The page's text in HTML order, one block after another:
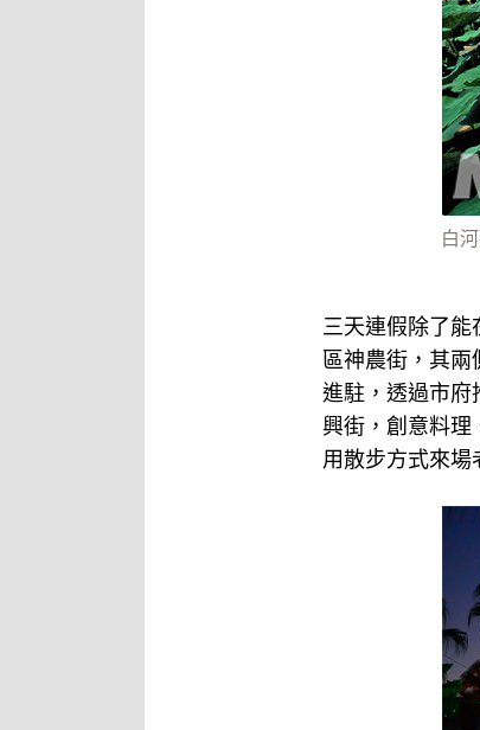
白
三天連假除了能
區神農街，其兩
進駐，透過市府
興街，創意料理
用散步方式來場